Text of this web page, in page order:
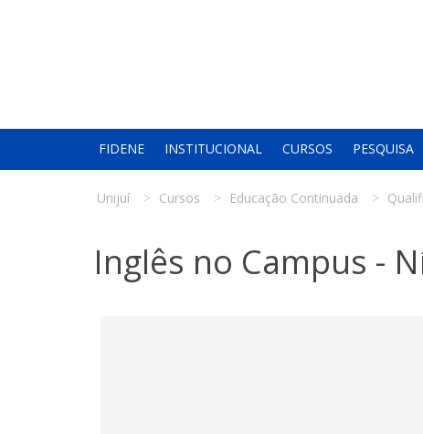
FIDENE INSTITUCIONAL CURSOS PESQUISA
Unijuí Cursos Educação Continuada
Inglês no Campus -